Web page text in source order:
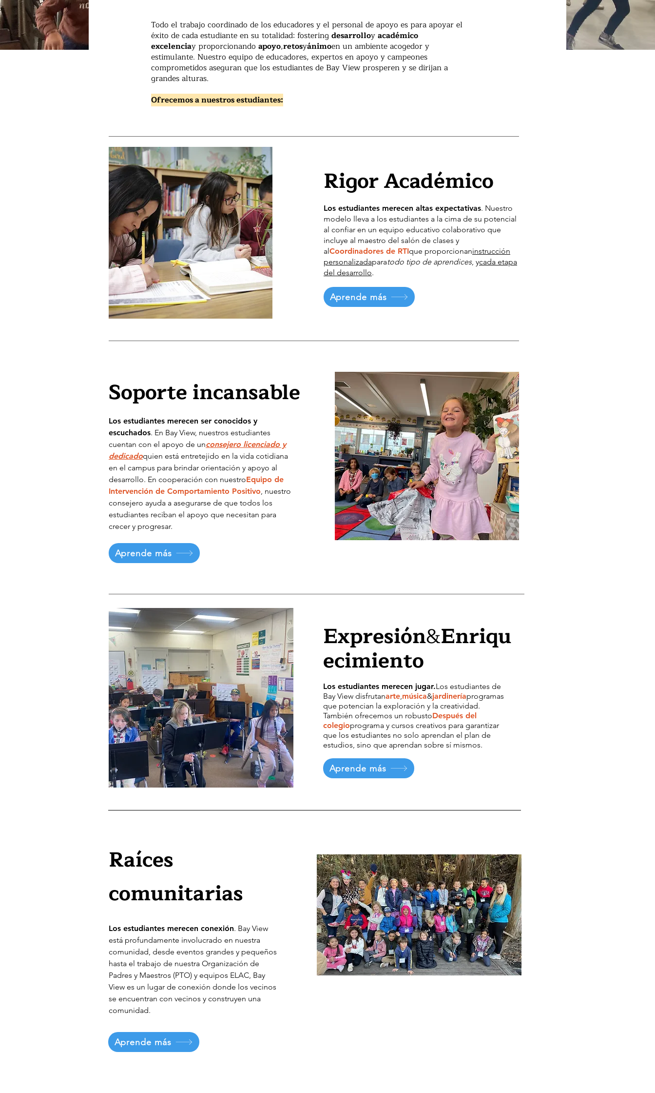
Todo el trabajo coordinado de los educadores y el personal de apoyo es para apoyar el
éxito de cada estudiante en su totalidad: fostering desarrolloyacadémico
excelenciay proporcionando apoyo,retosyánimoen un ambiente acogedor y
estimulante. Nuestro equipo de educadores, expertos en apoyo y campeones
comprometidos aseguran que los estudiantes de Bay View prosperen y se dirijan a
grandes alturas.
Ofrecemos a nuestros estudiantes:
Rigor Académico
Los estudiantes merecen altas expectativas. Nuestro
modelo lleva a los estudiantes a la cima de su potencial
al confiar en un equipo educativo colaborativo que
incluye al maestro del salón de clases y
alCoordinadores de RTIque proporcionaninstrucción
personalizadaparatodo tipo de aprendices, ycada etapa
del desarrollo.
Aprende más
Soporte incansable
Los estudiantes merecen ser conocidos y
escuchados. En Bay View, nuestros estudiantes
cuentan con el apoyo de unconsejero licenciado y
dedicadoquien está entretejido en la vida cotidiana
en el campus para brindar orientación y apoyo al
desarrollo. En cooperación con nuestroEquipo de
Intervención de Comportamiento Positivo, nuestro
consejero ayuda a asegurarse de que todos los
estudiantes reciban el apoyo que necesitan para
crecer y progresar.
Aprende más
Expresión&Enriqu
ecimiento
Los estudiantes merecen jugar.Los estudiantes de
Bay View disfrutanarte,música&jardineríaprogramas
que potencian la exploración y la creatividad.
También ofrecemos un robustoDespués del
colegioprograma y cursos creativos para garantizar
que los estudiantes no solo aprendan el plan de
estudios, sino que aprendan sobre sí mismos.
Aprende más
Raíces
comunitarias
Los estudiantes merecen conexión. Bay View
está profundamente involucrado en nuestra
comunidad, desde eventos grandes y pequeños
hasta el trabajo de nuestra Organización de
Padres y Maestros (PTO) y equipos ELAC, Bay
View es un lugar de conexión donde los vecinos
se encuentran con vecinos y construyen una
comunidad.
Aprende más